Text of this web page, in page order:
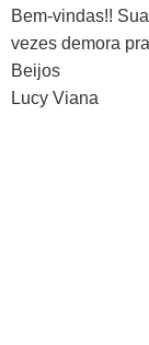
Bem-vindas!!
vezes demora
Beijos
Lucy Viana